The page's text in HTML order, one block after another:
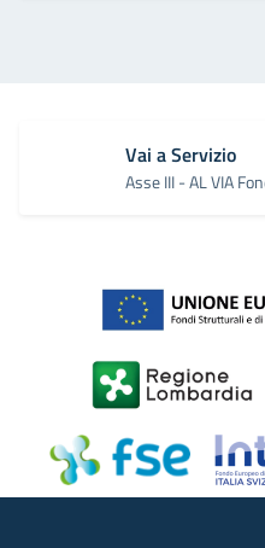
Vai a Servizio
Asse III - AL VIA